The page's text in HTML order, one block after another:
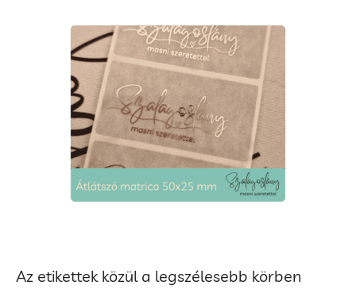
Az etikettek közül a legszélesebb körben